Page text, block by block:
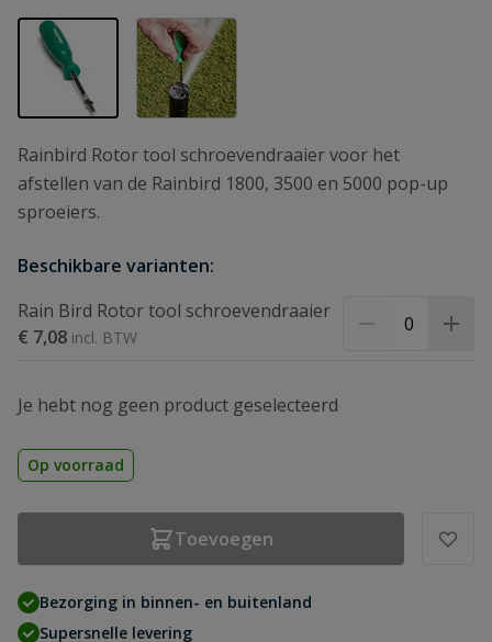
View larger imageView larger image
Rainbird Rotor tool schroevendraaier voor het
afstellen van de Rainbird 1800, 3500 en 5000 pop-up
sproeiers.
Beschikbare varianten:
Rain Bird Rotor tool schroevendraaier
€ 7,08
Je hebt nog geen product geselecteerd
Op voorraad
Toevoegen
Bezorging in binnen- en buitenland
Supersnelle levering